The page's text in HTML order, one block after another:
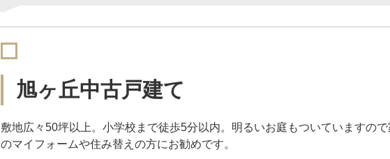
旭ヶ丘中古戸建て
敷地広々50坪以上。小学校まで徒歩5分以内。明るいお庭もついていますの
のマイフォームや住み替えの方にお勧めです。